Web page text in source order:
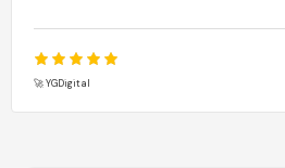
Naime K.
Kullanması çok keyifli,rahatlatıcı bir
🚀 YGDigital